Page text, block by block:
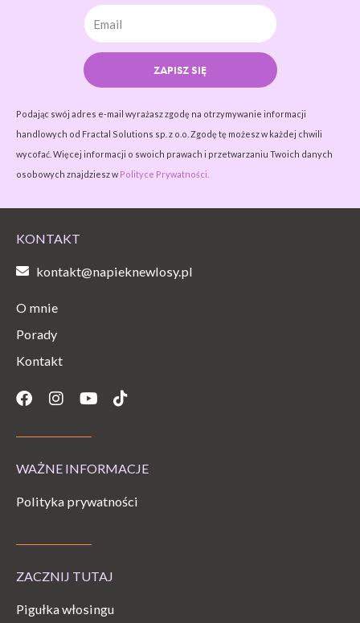
ZAPISZ SIĘ
Podając swój adres e-mail wyrażasz zgodę na otrzymywanie informacji
handlowych od Fractal Solutions sp. z o.o. Zgodę tę możesz w każdej chwili
wycofać. Więcej informacji o swoich prawach i przetwarzaniu Twoich danych
osobowych znajdziesz w Polityce Prywatności.
KONTAKT
kontakt@napieknewlosy.pl
O mnie
Porady
Kontakt
Facebook
Instagram
YoutubeTiktok
WAŻNE INFORMACJE
Polityka prywatności
ZACZNIJ TUTAJ
Pigułka włosingu